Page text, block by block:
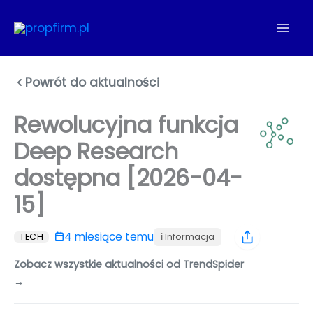
do
Powrót do aktualności
Rewolucyjna funkcja
Deep Research
dostępna [2026-04-
15]
TECH 4 miesiące temu ℹ️ Informacja
Zobacz wszystkie aktualności od TrendSpider
→